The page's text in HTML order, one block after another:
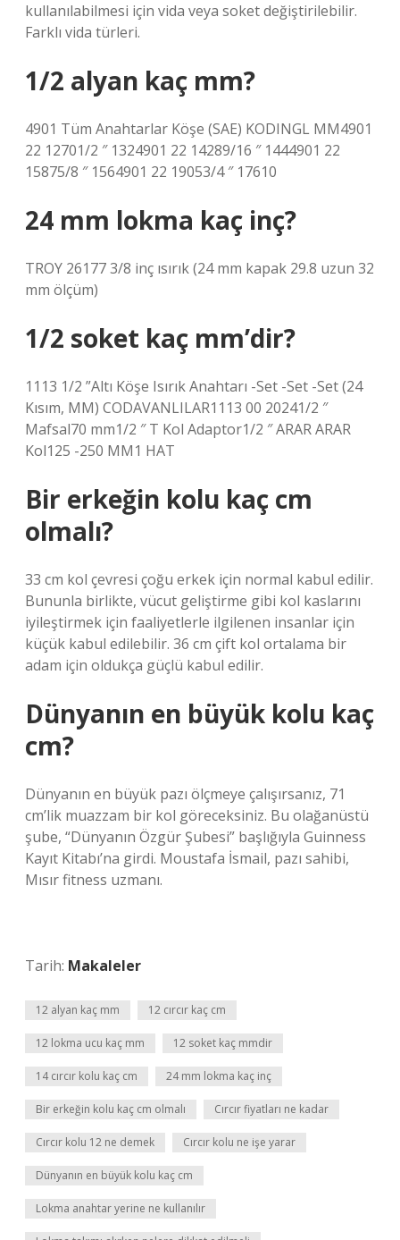
kullanılabilmesi için vida veya soket değiştirilebilir.
Farklı vida türleri.
1/2 alyan kaç mm?
4901 Tüm Anahtarlar Köşe (SAE) KODINGL MM4901
22 12701/2 ″ 1324901 22 14289/16 ″ 1444901 22
15875/8 ″ 1564901 22 19053/4 ″ 17610
24 mm lokma kaç inç?
TROY 26177 3/8 inç ısırık (24 mm kapak 29.8 uzun 32
mm ölçüm)
1/2 soket kaç mm’dir?
1113 1/2 ”Altı Köşe Isırık Anahtarı -Set -Set -Set (24
Kısım, MM) CODAVANLILAR1113 00 20241/2 ″
Mafsal70 mm1/2 ″ T Kol Adaptor1/2 ″ ARAR ARAR
Kol125 -250 MM1 HAT
Bir erkeğin kolu kaç cm
olmalı?
33 cm kol çevresi çoğu erkek için normal kabul edilir.
Bununla birlikte, vücut geliştirme gibi kol kaslarını
iyileştirmek için faaliyetlerle ilgilenen insanlar için
küçük kabul edilebilir. 36 cm çift kol ortalama bir
adam için oldukça güçlü kabul edilir.
Dünyanın en büyük kolu kaç
cm?
Dünyanın en büyük pazı ölçmeye çalışırsanız, 71
cm’lik muazzam bir kol göreceksiniz. Bu olağanüstü
şube, “Dünyanın Özgür Şubesi” başlığıyla Guinness
Kayıt Kitabı’na girdi. Moustafa İsmail, pazı sahibi,
Mısır fitness uzmanı.
Tarih: Makaleler
12 alyan kaç mm 12 cırcır kaç cm
12 lokma ucu kaç mm 12 soket kaç mmdir
14 cırcır kolu kaç cm 24 mm lokma kaç inç
Bir erkeğin kolu kaç cm olmalı Cırcır fiyatları ne kadar
Cırcır kolu 12 ne demek Cırcır kolu ne işe yarar
Dünyanın en büyük kolu kaç cm
Lokma anahtar yerine ne kullanılır